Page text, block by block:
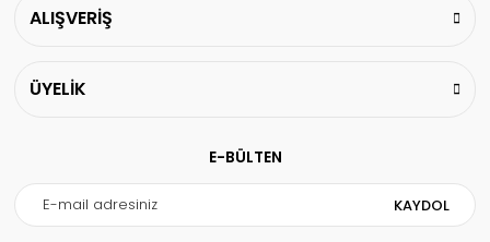
ALIŞVERİŞ
ÜYELİK
E-BÜLTEN
KAYDOL